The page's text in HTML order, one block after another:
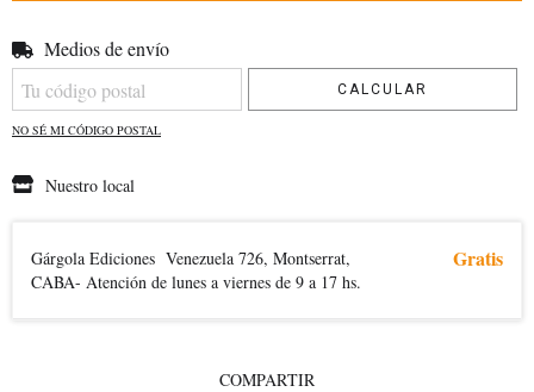
Entregas para el CP:
Medios de envío
CALCULAR
NO SÉ MI CÓDIGO POSTAL
Nuestro local
Gárgola Ediciones Venezuela 726, Montserrat,
CABA- Atención de lunes a viernes de 9 a 17 hs.
Gratis
COMPARTIR